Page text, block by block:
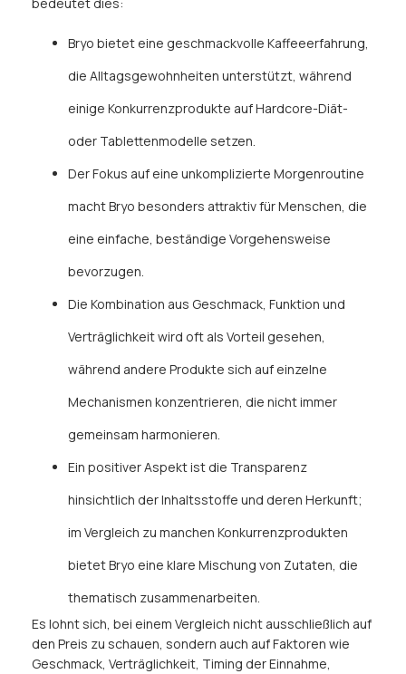
Bryo bietet eine geschmackvolle Kaffeeerfahrung,
die Alltagsgewohnheiten unterstützt, während
einige Konkurrenzprodukte auf Hardcore-Diät-
oder Tablettenmodelle setzen.
Der Fokus auf eine unkomplizierte Morgenroutine
macht Bryo besonders attraktiv für Menschen, die
eine einfache, beständige Vorgehensweise
bevorzugen.
Die Kombination aus Geschmack, Funktion und
Verträglichkeit wird oft als Vorteil gesehen,
während andere Produkte sich auf einzelne
Mechanismen konzentrieren, die nicht immer
gemeinsam harmonieren.
Ein positiver Aspekt ist die Transparenz
hinsichtlich der Inhaltsstoffe und deren Herkunft;
im Vergleich zu manchen Konkurrenzprodukten
bietet Bryo eine klare Mischung von Zutaten, die
thematisch zusammenarbeiten.
Es lohnt sich, bei einem Vergleich nicht ausschließlich auf
den Preis zu schauen, sondern auch auf Faktoren wie
Geschmack, Verträglichkeit, Timing der Einnahme,